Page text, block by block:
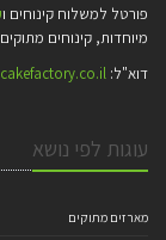
פורטל למשלוח קינוחים ו
מיוחדות, קינוחים
דוא"ל:
עוגות לפי נושא
מארזים מתוקים